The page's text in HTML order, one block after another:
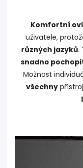
Komfortní
uživatele,
různých jazyků.
snadno
Možnost
všechny